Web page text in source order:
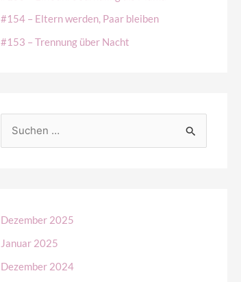
#154 – Eltern werden, Paar bleiben
#153 – Trennung über Nacht
e
Dezember 2025
Januar 2025
Dezember 2024